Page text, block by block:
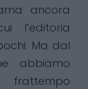
ancora
l’editoria
Ma dal
abbiamo
frattempo